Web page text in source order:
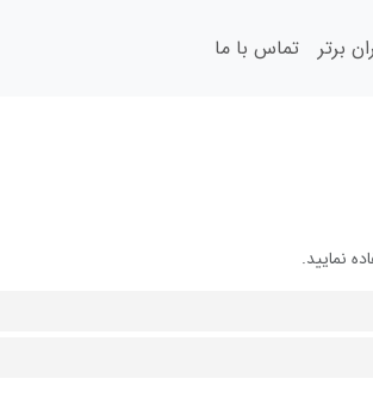
برتر تماس با ما
نمایید.